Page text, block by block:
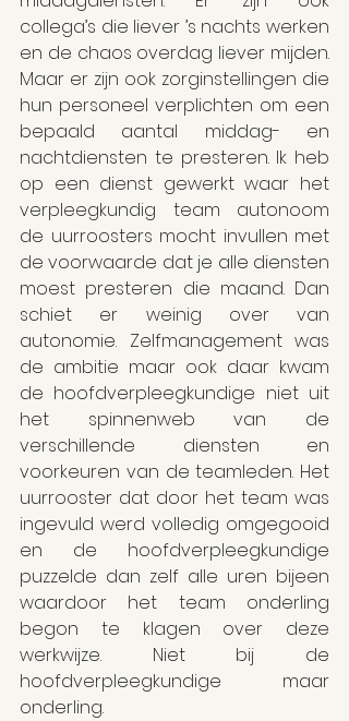
collega’s die liever ’s nachts werken
en de chaos overdag liever mijden.
Maar er zijn ook zorginstellingen die
hun personeel verplichten om een
bepaald aantal middag- en
nachtdiensten te presteren. Ik heb
op een dienst gewerkt waar het
verpleegkundig team autonoom
de uurroosters mocht invullen met
de voorwaarde dat je alle diensten
moest presteren die maand. Dan
schiet er weinig over van
autonomie. Zelfmanagement was
de ambitie maar ook daar kwam
de hoofdverpleegkundige niet uit
het spinnenweb van de
verschillende diensten en
voorkeuren van de teamleden. Het
uurrooster dat door het team was
ingevuld werd volledig omgegooid
en de hoofdverpleegkundige
puzzelde dan zelf alle uren bijeen
waardoor het team onderling
begon te klagen over deze
werkwijze. Niet bij de
hoofdverpleegkundige maar
onderling.